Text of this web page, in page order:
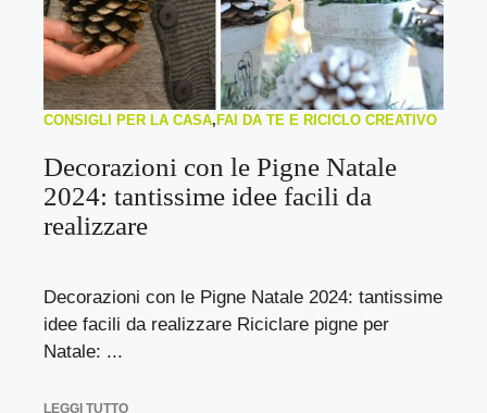
CONSIGLI PER LA CASA, FAI DA TE E RICICLO CREATIVO
Decorazioni con le Pigne Natale
2024: tantissime idee facili da
realizzare
Decorazioni con le Pigne Natale 2024: tantissime
idee facili da realizzare Riciclare pigne per
Natale: ...
LEGGI TUTTO